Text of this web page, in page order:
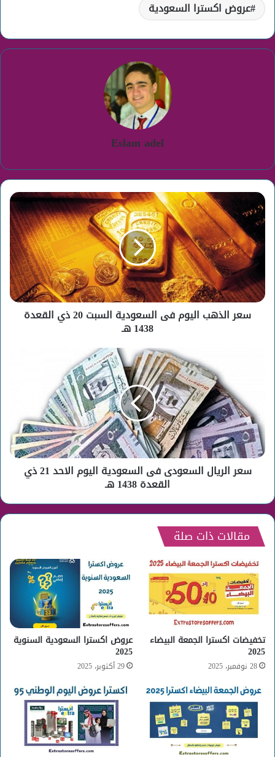
عروض اكسترا السعودية
Eslam adel
سعر
الذهب
اليوم
فى
السعودية
السبت
20
ذي
القعدة
1438
سعر الذهب اليوم فى السعودية السبت 20 ذي القعدة
1438 هـ
السعودية
اليوم
الاحد
21
ذي
القعدة
سعر الريال السعودى فى السعودية اليوم الاحد 21 ذي
القعدة 1438 هـ
مقالات ذات صلة
تخفيضات اكسترا الجمعة البيضاء
2025
28 نوفمبر، 2025
عروض اكسترا السعودية السنوية
2025
29 أكتوبر، 2025